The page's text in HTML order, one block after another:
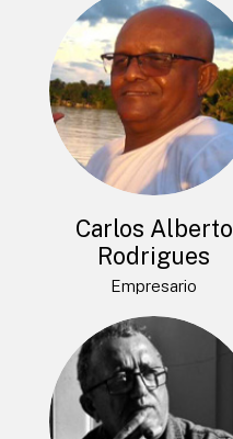
Carlos Alberto
Rodrigues
Empresario